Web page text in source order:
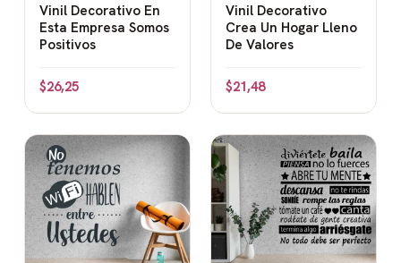
Salas de estar: Crea un ambiente acogedor y familiar.
Dormitorios:
Perfecto para decorar la habitación de
los niños o de los adultos.
Añade un toque de calidez y
Oficinas:Puede utilizarse para crear un espacio de
trabajo más agradable y personal.
Vinil Decorativo En
Esta Empresa Somos
Positivos
$26,25
Vinil Decorativo
Crea Un Hogar Lleno
De Valores
$21,48